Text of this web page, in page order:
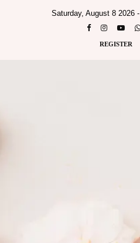
Saturday, August 8 2026 -
REGISTER